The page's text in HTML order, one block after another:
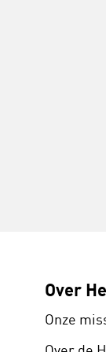
Over
Onze